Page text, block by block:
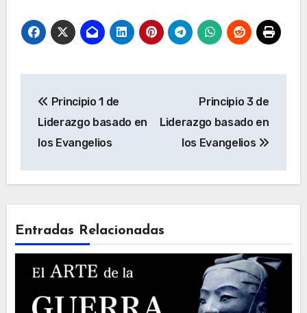
de
entradas
Principio 1 de
Liderazgo basado en
los Evangelios
Principio 3 de
Liderazgo basado en
los Evangelios
Entradas Relacionadas